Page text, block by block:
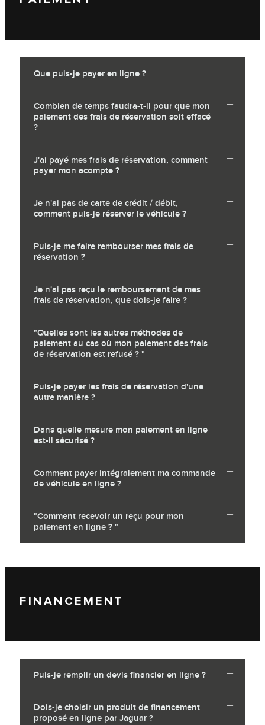
Que puis-je payer en ligne ?
Combien de temps faudra-t-il pour que mon
paiement des frais de réservation soit effacé
?
J'ai payé mes frais de réservation, comment
payer mon acompte ?
Je n'ai pas de carte de crédit / débit,
comment puis-je réserver le véhicule ?
Puis-je me faire rembourser mes frais de
réservation ?
Je n'ai pas reçu le remboursement de mes
frais de réservation, que dois-je faire ?
"Quelles sont les autres méthodes de
paiement au cas où mon paiement des frais
de réservation est refusé ? "
Puis-je payer les frais de réservation d'une
autre manière ?
Dans quelle mesure mon paiement en ligne
est-il sécurisé ?
Comment payer intégralement ma commande
de véhicule en ligne ?
"Comment recevoir un reçu pour mon
paiement en ligne ? "
FINANCEMENT
Puis-je remplir un devis financier en ligne ?
Dois-je choisir un produit de financement
proposé en ligne par Jaguar ?